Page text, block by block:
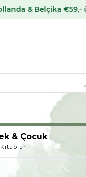
üstü kargo
& Çocuk
Kitapları